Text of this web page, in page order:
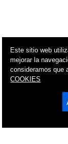
Este sitio web
mejorar la
consideramos que
COOKIES